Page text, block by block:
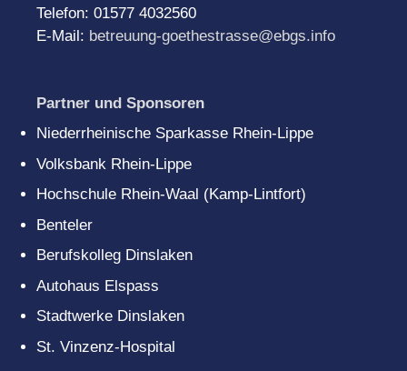
Telefon: 01577 4032560
E-Mail: betreuung-goethestrasse@ebgs.info
Partner und Sponsoren
Niederrheinische Sparkasse Rhein-Lippe
Volksbank Rhein-Lippe
Hochschule Rhein-Waal (Kamp-Lintfort)
Benteler
Berufskolleg Dinslaken
Autohaus Elspass
Stadtwerke Dinslaken
St. Vinzenz-Hospital